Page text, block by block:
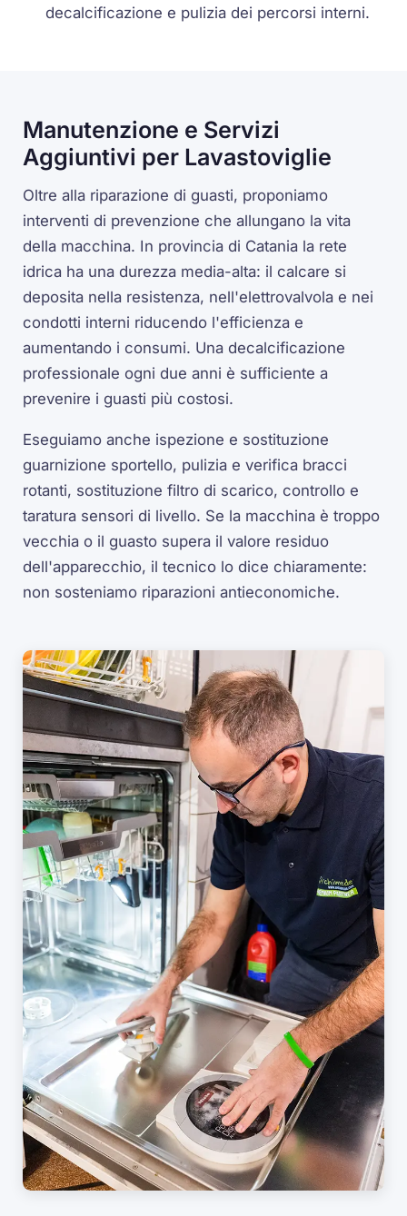
decalcificazione e pulizia dei percorsi interni.
Manutenzione e Servizi
Aggiuntivi per Lavastoviglie
Oltre alla riparazione di guasti, proponiamo
interventi di prevenzione che allungano la vita
della macchina. In provincia di Catania la rete
idrica ha una durezza media-alta: il calcare si
deposita nella resistenza, nell'elettrovalvola e nei
condotti interni riducendo l'efficienza e
aumentando i consumi. Una decalcificazione
professionale ogni due anni è sufficiente a
prevenire i guasti più costosi.
Eseguiamo anche ispezione e sostituzione
guarnizione sportello, pulizia e verifica bracci
rotanti, sostituzione filtro di scarico, controllo e
taratura sensori di livello. Se la macchina è troppo
vecchia o il guasto supera il valore residuo
dell'apparecchio, il tecnico lo dice chiaramente:
non sosteniamo riparazioni antieconomiche.